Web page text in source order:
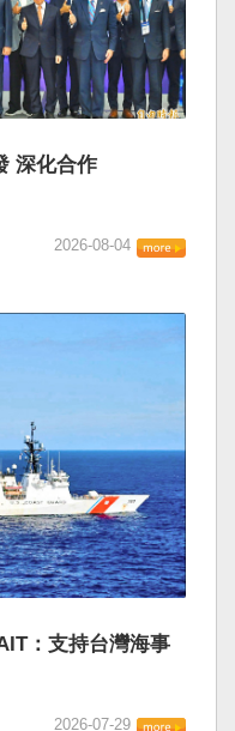
深化合作
2026-08-04
：支持台灣海事
2026-07-29